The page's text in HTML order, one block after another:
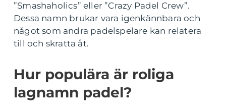
”Smashaholics” eller ”Crazy Padel Crew”.
Dessa namn brukar vara igenkännbara och
något som andra padelspelare kan relatera
till och skratta åt.
Hur populära är roliga
lagnamn padel?